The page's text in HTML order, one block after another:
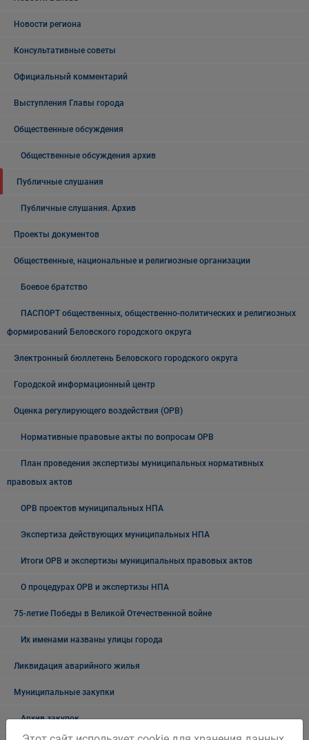
Новости региона
Консультативные советы
Официальный комментарий
Выступления Главы города
Общественные обсуждения
Общественные обсуждения архив
Публичные слушания
Публичные слушания. Архив
Проекты документов
Общественные, национальные и религиозные организации
Боевое братство
ПАСПОРТ общественных, общественно-политических и религиозных
формирований Беловского городского округа
Электронный бюллетень Беловского городского округа
Городской информационный центр
Оценка регулирующего воздействия (ОРВ)
Нормативные правовые акты по вопросам ОРВ
План проведения экспертизы муниципальных нормативных
правовых актов
ОРВ проектов муниципальных НПА
Экспертиза действующих муниципальных НПА
Итоги ОРВ и экспертизы муниципальных правовых актов
О процедурах ОРВ и экспертизы НПА
75-летие Победы в Великой Отечественной войне
Их именами названы улицы города
Ликвидация аварийного жилья
Муниципальные закупки
Архив закупок